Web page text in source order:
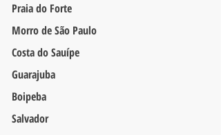
Praia do Forte
Morro de São Paulo
Costa do Sauípe
Guarajuba
Boipeba
Salvador